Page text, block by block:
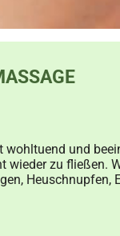
und
wieder zu fließen.